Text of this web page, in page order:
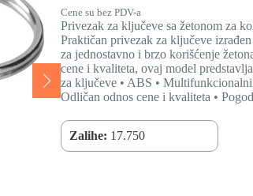
Cene su bez PDV-a
Privezak za ključeve sa žetonom za
Praktičan privezak za ključeve
za jednostavno i brzo korišćenje
cene i kvaliteta, ovaj model
za ključeve • ABS •
Odličan odnos cene i kvaliteta •
Zalihe: 17.750